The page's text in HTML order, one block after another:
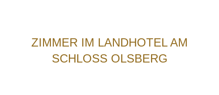
ZIMMER IM LANDHOTEL AM
SCHLOSS OLSBERG